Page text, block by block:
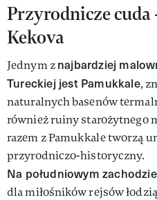
Przyrodnicze cuda
Kekova
Jednym znajbardziej
Tureckiej jest Pamukkale,
naturalnych basenów
również ruiny starożytnego
razem z Pamukkale tworzą
przyrodniczo-historyczny.
Na południowym
dla miłośników rejsów